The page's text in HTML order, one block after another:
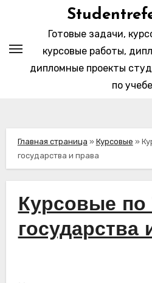
содержимому
Готовые задачи,
курсовые работы,
дипломные проекты
по учебе
Главная страница » Курсовые »
государства и права
Курсовые по
государства